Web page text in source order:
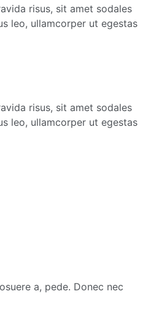
risus, sit amet sodales
leo, ullamcorper ut egestas
risus, sit amet sodales
leo, ullamcorper ut egestas
a, pede. Donec nec